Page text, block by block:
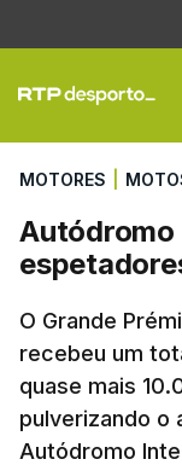
MOTORES
Autódromo
O Grande
recebeu um
quase mais
pulverizando o
Autódromo